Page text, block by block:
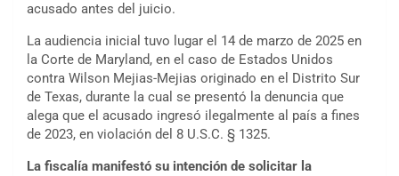
acusado antes del juicio.
La audiencia inicial tuvo lugar el 14 de marzo de 2025 en
la Corte de Maryland, en el caso de Estados Unidos
contra Wilson Mejias-Mejias originado en el Distrito Sur
de Texas, durante la cual se presentó la denuncia que
alega que el acusado ingresó ilegalmente al país a fines
de 2023, en violación del 8 U.S.C. § 1325.
La fiscalía manifestó su intención de solicitar la